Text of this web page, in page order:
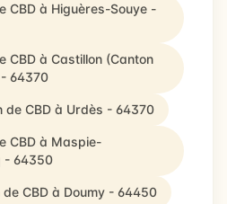
CBD à Higuères-Souye -
CBD à Castillon (Canton
64370
de CBD à Urdès - 64370
CBD à Maspie-
- 64350
CBD à Doumy - 64450